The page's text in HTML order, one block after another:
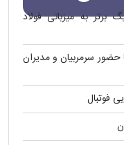
به میزبانی فولاد
سرمربیان و مدیران
فوتبال